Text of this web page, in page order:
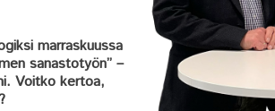
marraskuussa
sanastotyön” –
Voitko kertoa,